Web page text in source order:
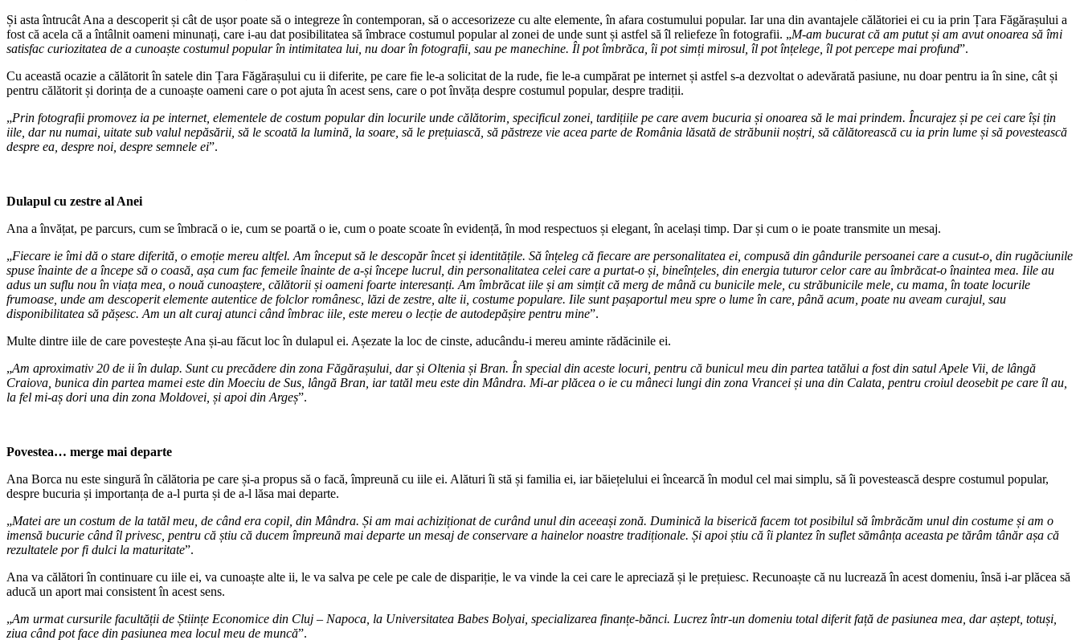
Și asta întrucât Ana a descoperit și cât de ușor poate să o integreze în contemporan, să o accesorizeze cu alte elemente, în afara costumului popular. Iar una din avantajele călătoriei ei cu ia prin Țara Făgărașului a
fost că acela că a întâlnit oameni minunați, care i-au dat posibilitatea să îmbrace costumul popular al zonei de unde sunt și astfel să îl reliefeze în fotografii. „M-am bucurat că am putut și am avut onoarea să îmi
satisfac curiozitatea de a cunoaște costumul popular în intimitatea lui, nu doar în fotografii, sau pe manechine. Îl pot îmbrăca, îi pot simți mirosul, îl pot înțelege, îl pot percepe mai profund”.
Cu această ocazie a călătorit în satele din Țara Făgărașului cu ii diferite, pe care fie le-a solicitat de la rude, fie le-a cumpărat pe internet și astfel s-a dezvoltat o adevărată pasiune, nu doar pentru ia în sine, cât și
pentru călătorit și dorința de a cunoaște oameni care o pot ajuta în acest sens, care o pot învăța despre costumul popular, despre tradiții.
„Prin fotografii promovez ia pe internet, elementele de costum popular din locurile unde călătorim, specificul zonei, tardițiile pe care avem bucuria și onoarea să le mai prindem. Încurajez și pe cei care își țin
iile, dar nu numai, uitate sub valul nepăsării, să le scoată la lumină, la soare, să le prețuiască, să păstreze vie acea parte de România lăsată de străbunii noștri, să călătorească cu ia prin lume și să povestească
despre ea, despre noi, despre semnele ei”.
Dulapul cu zestre al Anei
Ana a învățat, pe parcurs, cum se îmbracă o ie, cum se poartă o ie, cum o poate scoate în evidență, în mod respectuos și elegant, în același timp. Dar și cum o ie poate transmite un mesaj.
„Fiecare ie îmi dă o stare diferită, o emoție mereu altfel. Am început să le descopăr încet și identitățile. Să înțeleg că fiecare are personalitatea ei, compusă din gândurile persoanei care a cusut-o, din rugăciunile
spuse înainte de a începe să o coasă, așa cum fac femeile înainte de a-și începe lucrul, din personalitatea celei care a purtat-o și, bineînțeles, din energia tuturor celor care au îmbrăcat-o înaintea mea. Iile au
adus un suflu nou în viața mea, o nouă cunoaștere, călătorii și oameni foarte interesanți. Am îmbrăcat iile și am simțit că merg de mână cu bunicile mele, cu străbunicile mele, cu mama, în toate locurile
frumoase, unde am descoperit elemente autentice de folclor românesc, lăzi de zestre, alte ii, costume populare. Iile sunt pașaportul meu spre o lume în care, până acum, poate nu aveam curajul, sau
disponibilitatea să pășesc. Am un alt curaj atunci când îmbrac iile, este mereu o lecție de autodepășire pentru mine”.
Multe dintre iile de care povestește Ana și-au făcut loc în dulapul ei. Așezate la loc de cinste, aducându-i mereu aminte rădăcinile ei.
„Am aproximativ 20 de ii în dulap. Sunt cu precădere din zona Făgărașului, dar și Oltenia și Bran. În special din aceste locuri, pentru că bunicul meu din partea tatălui a fost din satul Apele Vii, de lângă
Craiova, bunica din partea mamei este din Moeciu de Sus, lângă Bran, iar tatăl meu este din Mândra. Mi-ar plăcea o ie cu mâneci lungi din zona Vrancei și una din Calata, pentru croiul deosebit pe care îl au,
la fel mi-aș dori una din zona Moldovei, și apoi din Argeș”.
Povestea… merge mai departe
Ana Borca nu este singură în călătoria pe care și-a propus să o facă, împreună cu iile ei. Alături îi stă și familia ei, iar băiețelului ei încearcă în modul cel mai simplu, să îi povestească despre costumul popular,
despre bucuria și importanța de a-l purta și de a-l lăsa mai departe.
„Matei are un costum de la tatăl meu, de când era copil, din Mândra. Și am mai achiziționat de curând unul din aceeași zonă. Duminică la biserică facem tot posibilul să îmbrăcăm unul din costume și am o
imensă bucurie când îl privesc, pentru că știu că ducem împreună mai departe un mesaj de conservare a hainelor noastre tradiționale. Și apoi știu că îi plantez în suflet sămânța aceasta pe tărâm tânăr așa că
rezultatele por fi dulci la maturitate”.
Ana va călători în continuare cu iile ei, va cunoaște alte ii, le va salva pe cele pe cale de dispariție, le va vinde la cei care le apreciază și le prețuiesc. Recunoaște că nu lucrează în acest domeniu, însă i-ar plăcea să
aducă un aport mai consistent în acest sens.
„Am urmat cursurile facultății de Științe Economice din Cluj – Napoca, la Universitatea Babes Bolyai, specializarea finanțe-bănci. Lucrez într-un domeniu total diferit față de pasiunea mea, dar aștept, totuși,
ziua când pot face din pasiunea mea locul meu de muncă”.